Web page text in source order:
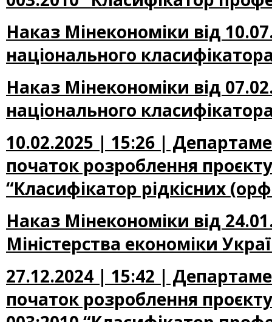
Наказ Мінекономіки від
національного
Наказ Мінекономіки від
національного
10.02.2025 | 15:26 |
початок розроблення
“Класифікатор рідкісних
Наказ Мінекономіки від
Міністерства економіки
27.12.2024 | 15:42 |
початок розроблення